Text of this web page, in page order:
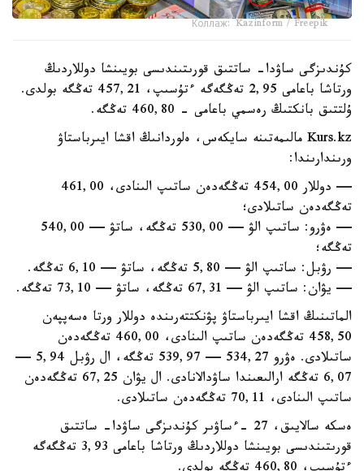
Коллаж: Kazinform / Freepik
كۇندىزگى ساۋدا- ساتتىق قورىتىندىسى بويىنشا دوللاردىڭ
ورتاشا باعامى 2,95 تەڭگەگە ءتۇسىپ، 457,21 تەڭگە بولدى.
ۇلتتىق بانكتىڭ رەسمي باعامى - 460,80 تەڭگە.
Kurs.kz مالىمەتىنە سايكەس، ەلوردانىڭ اقشا ايىرباستاۋ
ورىندارىندا:
— دوللار 454,00 تەڭگەدەن ساتىپ الىنادى، 461,00
تەڭگەدەن ساتىلادى؛
— ەۋرو: ساتىپ الۋ — 530,00 تەڭگە، ساتۋ — 540,00
تەڭگە؛
— رۋبل: ساتىپ الۋ — 5,80 تەڭگە، ساتۋ — 6,10 تەڭگە.
— يۋان: ساتىپ الۋ — 67,31 تەڭگە، ساتۋ — 73,10 تەڭگە.
الماتىنىڭ اقشا ايىرباستاۋ پۋنكتتەرىندە دوللار ورتا ەسەپپەن
458,50 تەڭگەدەن ساتىپ الىنادى، 460,00 تەڭگەدەن
ساتىلادى. ەۋرو 534,27 — 539,97 تەڭگە، ال رۋبل 5,94 —
6,07 تەڭگە ارالىعىندا ساۋدالانادى. ال يۋان 67,25 تەڭگەدەن
ساتىپ الىنادى، 70,11 تەڭگەدەن ساتىلادى.
ەسكە سالايىق، 27 -ءساۋىر كۇندىزگى ساۋدا- ساتتىق
قورىتىندىسى بويىنشا دوللاردىڭ ورتاشا باعامى 3,93 تەڭگەگە